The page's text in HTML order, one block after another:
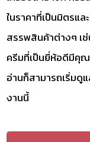
ในราคาที่เป็นมิตรแ
สรรพสินค้าต่างๆ เ
ครีมที่เป็นยี่ห้อดีมีคุ
อ่านก็สามารถเริ่มดู
งานนี้